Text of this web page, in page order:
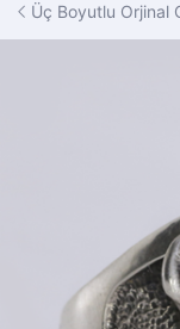
Üç Boyutlu Orjinal